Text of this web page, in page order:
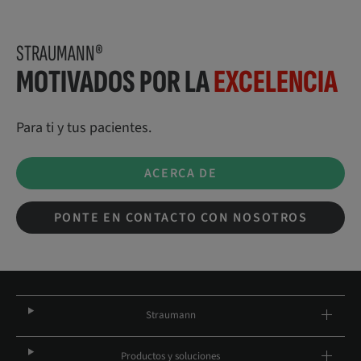
STRAUMANN®
MOTIVADOS POR LAEXCELENCIA
Para ti y tus pacientes.
ACERCA DE
PONTE EN CONTACTO CON NOSOTROS
Straumann
Productos y soluciones